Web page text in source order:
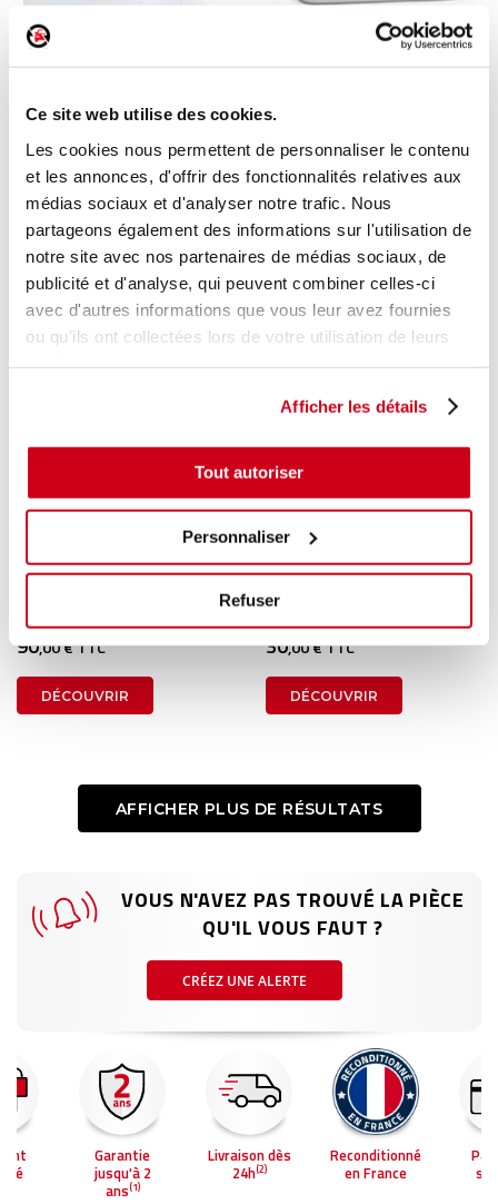
Ce site web utilise des cookies.
Les cookies nous permettent de personnaliser le contenu
et les annonces, d'offrir des fonctionnalités relatives aux
médias sociaux et d'analyser notre trafic. Nous
partageons également des informations sur l'utilisation de
notre site avec nos partenaires de médias sociaux, de
publicité et d'analyse, qui peuvent combiner celles-ci
avec d'autres informations que vous leur avez fournies
ou qu'ils ont collectées lors de votre utilisation de leurs
Afficher les détails
Tout autoriser
Personnaliser
Refuser
FORD TRANSIT COURIER 1 2016
31 ,00 € TTC
DÉCOUVRIR
FORD PUMA 2 2022
20 ,00 € TTC
90,00 € TTC
DÉCOUVRIR
Pare-soleil droit
PEUGEOT ION 2013
30,00 € TTC
DÉCOUVRIR
AFFICHER PLUS DE RÉSULTATS
VOUS N'AVEZ PAS TROUVÉ LA PIÈCE
QU'IL VOUS FAUT ?
CRÉEZ UNE ALERTE
Garantie
jusqu'à 2
ans(1)
Livraison dès
24h(2)
Reconditionné
en France